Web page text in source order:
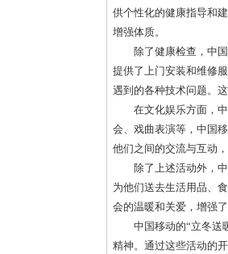
供个性化的健康指导和
增强体质。
除了健康检查，中
提供了上门安装和维修
遇到的各种技术问题。
在文化娱乐方面，
会、戏曲表演等，中国
他们之间的交流与互动
除了上述活动外，
为他们送去生活用品、
会的温暖和关爱，增强
中国移动的“立冬送
精神。通过这些活动的